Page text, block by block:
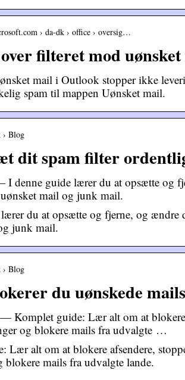
› da-dk › office › oversig…
filteret mod
mail i Outlook stopper ikke
spam til mappen Uønsket mail.
Blog
dit spam filter
denne guide lærer du at opsætte og
mail og junk mail.
du at opsætte og fjerne, og
junk mail.
Blog
du uønskede
Komplet guide: Lær alt om at blokere
og blokere mails fra udvalgte …
Lær alt om at blokere afsendere,
blokere mails fra udvalgte lande.